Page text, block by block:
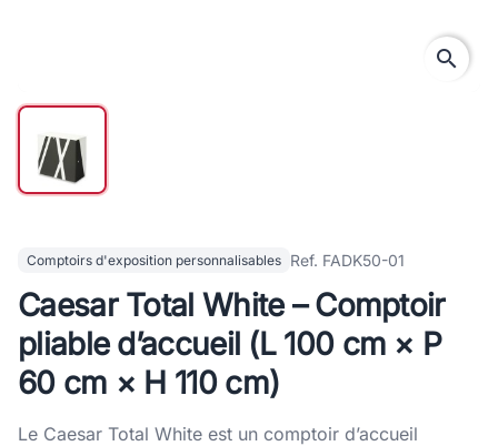
search
Comptoirs d'exposition personnalisables Ref. FADK50-01
Caesar Total White – Comptoir
pliable d’accueil (L 100 cm × P
60 cm × H 110 cm)
Le Caesar Total White est un comptoir d’accueil